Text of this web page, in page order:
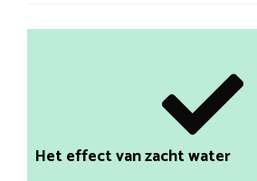
Het effect van zacht water